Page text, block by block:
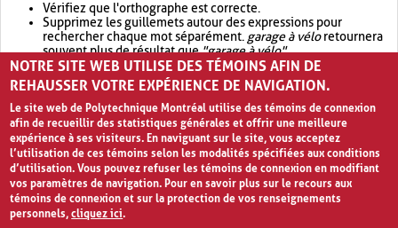
Vérifiez que l'orthographe est correcte.
Supprimez les guillemets autour des expressions pour
rechercher chaque mot séparément. garage à véloretournera
souvent plus de résultat que"garage à vélo".
Envisagez d'élargir votre recherche avec OR.garage OR vélo
retournera souvent plus de résultat quegarage à vélo
NOTRE SITE WEB UTILISE DES TÉMOINS AFIN DE
REHAUSSER VOTRE EXPÉRIENCE DE NAVIGATION.
Le site web de Polytechnique Montréal utilise des témoins de connexion
afin de recueillir des statistiques générales et offrir une meilleure
expérience à ses visiteurs. En naviguant sur le site, vous acceptez
l’utilisation de ces témoins selon les modalités spécifiées aux conditions
d’utilisation. Vous pouvez refuser les témoins de connexion en modifiant
vos paramètres de navigation. Pour en savoir plus sur le recours aux
témoins de connexion et sur la protection de vos renseignements
personnels,cliquez ici.